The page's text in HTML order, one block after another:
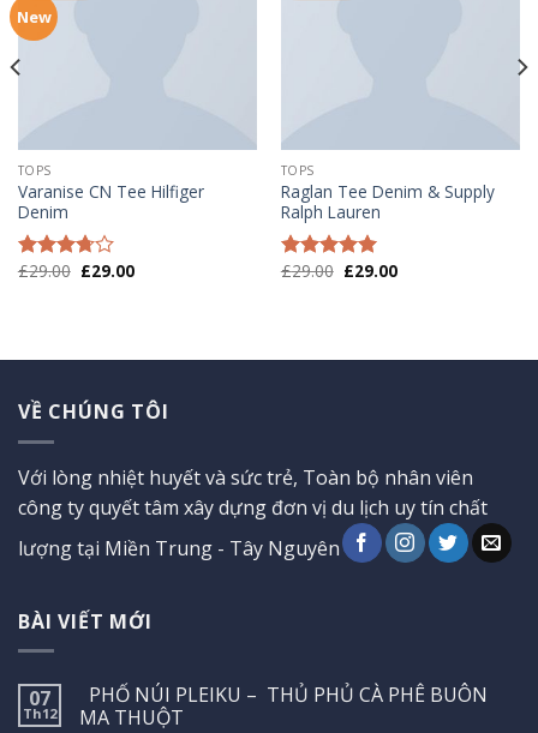
New
TOPS
Varanise CN Tee Hilfiger
Denim
Được
£29.00 £29.00
TOPS
Raglan Tee Denim & Supply
Ralph Lauren
Được xếp
£29.00 £29.00
VỀ CHÚNG TÔI
Với lòng nhiệt huyết và sức trẻ, Toàn bộ nhân viên
công ty quyết tâm xây dựng đơn vị du lịch uy tín chất
lượng tại Miền Trung - Tây Nguyên
BÀI VIẾT MỚI
07
Th12
PHỐ NÚI PLEIKU – THỦ PHỦ CÀ PHÊ BUÔN
MA THUỘT